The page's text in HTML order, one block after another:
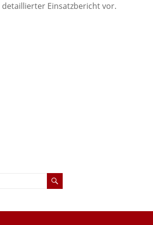
detaillierter Einsatzbericht vor.